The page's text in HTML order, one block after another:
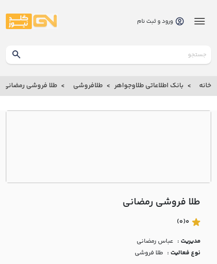
بانک
بانک
اطلاعاتی
درباره
با ما
مقالات
ورود و ثبت نام
خانه بانک اطلاعاتی طلاوجواهر طلافروشی طلا فروشی رمضاني
طلا فروشی رمضاني
0
(0)
مدیریت : عباس رمضاني
نوع فعالیت : طلا فروشی